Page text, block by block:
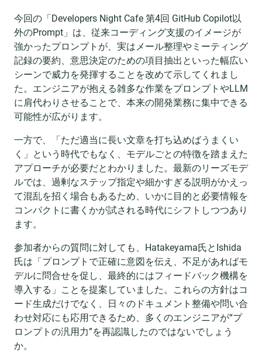
今回の「Developers Night Cafe 第4回 GitHub Copilot以
外のPrompt」は、従来コーディング支援のイメージが
強かったプロンプトが、実はメール整理やミーティング
記録の要約、意思決定のための項目抽出といった幅広い
シーンで威力を発揮することを改めて示してくれまし
た。エンジニアが抱える雑多な作業をプロンプトやLLM
に肩代わりさせることで、本来の開発業務に集中できる
可能性が広がります。
一方で、「ただ適当に長い文章を打ち込めばうまくい
く」という時代でもなく、モデルごとの特徴を踏まえた
アプローチが必要だとわかりました。最新のリーズモデ
ルでは、過剰なステップ指定や細かすぎる説明がかえっ
て混乱を招く場合もあるため、いかに目的と必要情報を
コンパクトに書くかが試される時代にシフトしつつあり
ます。
参加者からの質問に対しても、Hatakeyama氏とIshida
氏は「プロンプトで正確に意図を伝え、不足があればモ
デルに問合せを促し、最終的にはフィードバック機構を
導入する」ことを提案していました。これらの方針はコ
ード生成だけでなく、日々のドキュメント整備や問い合
わせ対応にも応用できるため、多くのエンジニアが“プ
ロンプトの汎用力”を再認識したのではないでしょう
か。